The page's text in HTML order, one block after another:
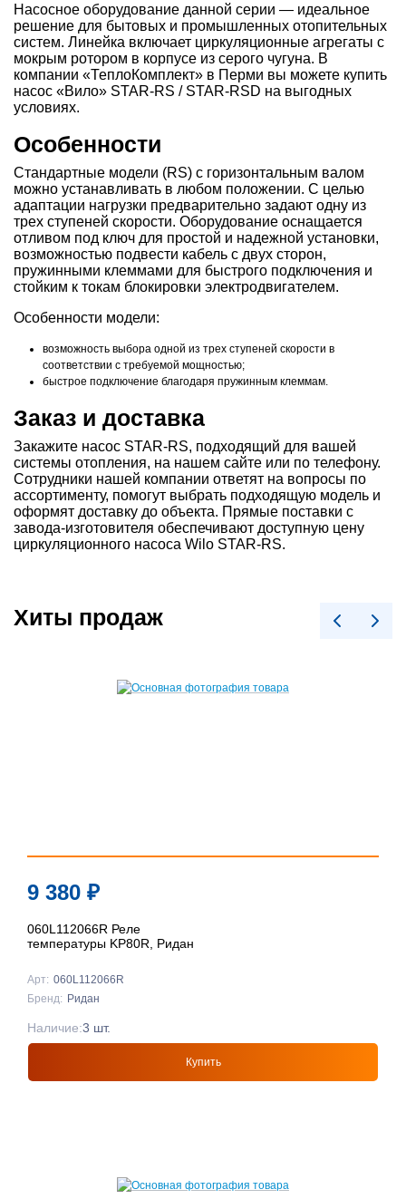
Насосное оборудование данной серии — идеальное
решение для бытовых и промышленных отопительных
систем. Линейка включает циркуляционные агрегаты с
мокрым ротором в корпусе из серого чугуна. В
компании «ТеплоКомплект» в Перми вы можете купить
насос «Вило» STAR-RS / STAR-RSD на выгодных
условиях.
Особенности
Стандартные модели (RS) с горизонтальным валом
можно устанавливать в любом положении. С целью
адаптации нагрузки предварительно задают одну из
трех ступеней скорости. Оборудование оснащается
отливом под ключ для простой и надежной установки,
возможностью подвести кабель с двух сторон,
пружинными клеммами для быстрого подключения и
стойким к токам блокировки электродвигателем.
Особенности модели:
возможность выбора одной из трех ступеней скорости в
соответствии с требуемой мощностью;
быстрое подключение благодаря пружинным клеммам.
Заказ и доставка
Закажите насос STAR-RS, подходящий для вашей
системы отопления, на нашем сайте или по телефону.
Сотрудники нашей компании ответят на вопросы по
ассортименту, помогут выбрать подходящую модель и
оформят доставку до объекта. Прямые поставки с
завода-изготовителя обеспечивают доступную цену
циркуляционного насоса Wilo STAR-RS.
Хиты продаж
9 380 ₽
060L112066R Реле
температуры KP80R, Ридан
Арт: 060L112066R
Бренд: Ридан
Купить
Наличие:3 шт.